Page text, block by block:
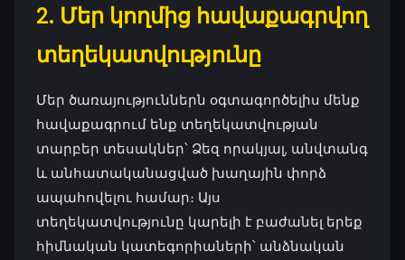
2. Մեր կողմից հավաքագրվող
տեղեկատվությունը
Մեր ծառայություններն օգտագործելիս մենք
հավաքագրում ենք տեղեկատվության
տարբեր տեսակներ՝ Ձեզ որակյալ, անվտանգ
և անհատականացված խաղային փորձ
ապահովելու համար։ Այս
տեղեկատվությունը կարելի է բաժանել երեք
հիմնական կատեգորիաների՝ անձնական